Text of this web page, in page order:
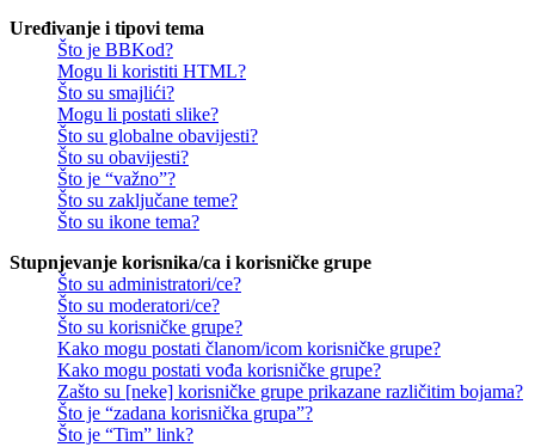
Uređivanje i tipovi tema
Što je BBKod?
Mogu li koristiti HTML?
Što su smajlići?
Mogu li postati slike?
Što su globalne obavijesti?
Što su obavijesti?
Što je “važno”?
Što su zaključane teme?
Što su ikone tema?
Stupnjevanje korisnika/ca i korisničke grupe
Što su administratori/ce?
Što su moderatori/ce?
Što su korisničke grupe?
Kako mogu postati članom/icom korisničke grupe?
Kako mogu postati vođa korisničke grupe?
Zašto su [neke] korisničke grupe prikazane različitim bojama?
Što je “zadana korisnička grupa”?
Što je “Tim” link?